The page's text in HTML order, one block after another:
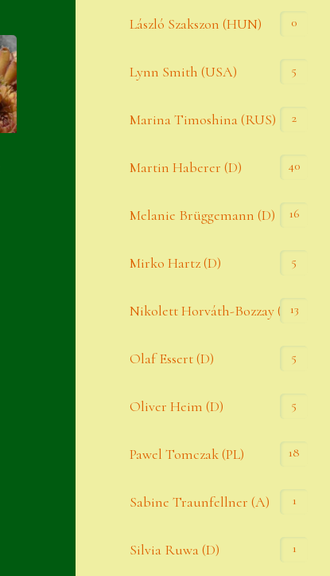
László Szakszon (HUN) 0
Lynn Smith (USA) 5
Marina Timoshina (RUS) 2
Martin Haberer (D) 40
Melanie Brüggemann (D) 16
Mirko Hartz (D) 5
Nikolett Horváth-Bozzay (A)13
Olaf Essert (D) 5
Oliver Heim (D) 5
Pawel Tomczak (PL) 18
Sabine Traunfellner (A) 1
Silvia Ruwa (D) 1